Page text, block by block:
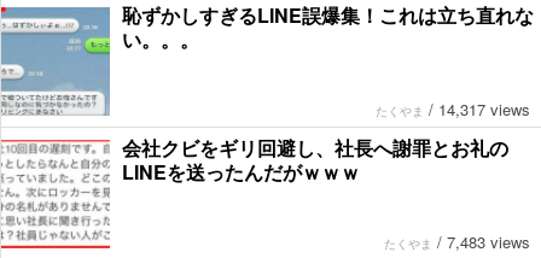
恥ずかしすぎるLINE誤爆集！これは立ち直れな
い。。。
たくやま / 14,317 views
会社クビをギリ回避し、社長へ謝罪とお礼の
LINEを送ったんだがｗｗｗ
たくやま / 7,483 views